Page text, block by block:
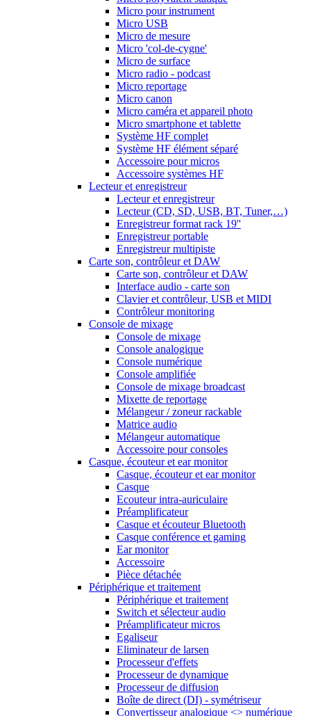
Micro pour instrument
Micro USB
Micro de mesure
Micro 'col-de-cygne'
Micro de surface
Micro radio - podcast
Micro reportage
Micro canon
Micro caméra et appareil photo
Micro smartphone et tablette
Système HF complet
Système HF élément séparé
Accessoire pour micros
Accessoire systèmes HF
Lecteur et enregistreur
Lecteur et enregistreur
Lecteur (CD, SD, USB, BT, Tuner,…)
Enregistreur format rack 19''
Enregistreur portable
Enregistreur multipiste
Carte son, contrôleur et DAW
Carte son, contrôleur et DAW
Interface audio - carte son
Clavier et contrôleur, USB et MIDI
Contrôleur monitoring
Console de mixage
Console de mixage
Console analogique
Console numérique
Console amplifiée
Console de mixage broadcast
Mixette de reportage
Mélangeur / zoneur rackable
Matrice audio
Mélangeur automatique
Accessoire pour consoles
Casque, écouteur et ear monitor
Casque, écouteur et ear monitor
Casque
Ecouteur intra-auriculaire
Préamplificateur
Casque et écouteur Bluetooth
Casque conférence et gaming
Ear monitor
Accessoire
Pièce détachée
Périphérique et traitement
Périphérique et traitement
Switch et sélecteur audio
Préamplificateur micros
Egaliseur
Eliminateur de larsen
Processeur d'effets
Processeur de dynamique
Processeur de diffusion
Boîte de direct (DI) - symétriseur
Convertisseur analogique <> numérique